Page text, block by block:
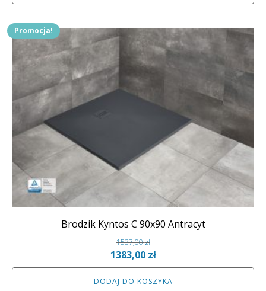
1537,00 zł.1383,00 zł.
Promocja!
Brodzik Kyntos C 90x90 Antracyt
1537,00zł
Pierwotna
cena
wynosiła:
1383,00 złAktualna
cena
wynosi:
DODAJ DO KOSZYKA